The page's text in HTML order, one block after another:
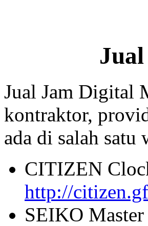
Jual Jam Digital
kontraktor,
ada di salah
CITIZEN
http://
SEIKO